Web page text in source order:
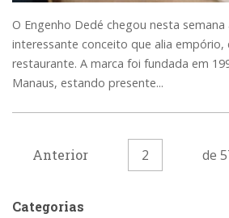
O Engenho Dedé chegou nesta
interessante conceito que alia empório,
restaurante. A marca foi fundada em
Manaus, estando presente...
Anterior 2 de
Categorias